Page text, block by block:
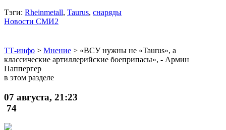
Тэги: Rheinmetall, Taurus, снаряды
Новости СМИ2
ТТ-инфо > Мнение > «ВСУ нужны не «Taurus», а
классические артиллерийские боеприпасы», - Армин
Паппергер
в этом разделе
07 августа, 21:23
74